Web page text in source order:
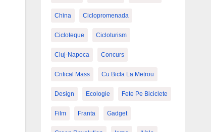
China Ciclopromenada
Cicloteque Cicloturism
Cluj-Napoca Concurs
Critical Mass Cu Bicla La Metrou
Design Ecologie Fete Pe Biciclete
Film Franta Gadget